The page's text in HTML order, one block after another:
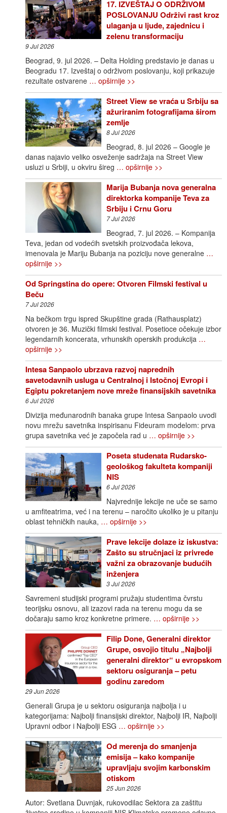
17. IZVEŠTAJ O ODRŽIVOM
POSLOVANJU Održivi rast kroz
ulaganja u ljude, zajednicu i
zelenu transformaciju
9 Jul 2026
Beograd, 9. jul 2026. – Delta Holding predstavio je danas u
Beogradu 17. Izveštaj o održivom poslovanju, koji prikazuje
rezultate ostvarene … opširnije >>
Street View se vraća u Srbiju sa
ažuriranim fotografijama širom
zemlje
8 Jul 2026
Beograd, 8. jul 2026 – Google je
danas najavio veliko osveženje sadržaja na Street View
usluzi u Srbiji, u okviru šireg … opširnije >>
Marija Bubanja nova generalna
direktorka kompanije Teva za
Srbiju i Crnu Goru
7 Jul 2026
Beograd, 7. jul 2026. – Kompanija
Teva, jedan od vodećih svetskih proizvođača lekova,
imenovala je Mariju Bubanja na poziciju nove generalne …
opširnije >>
Od Springstina do opere: Otvoren Filmski festival u
Beču
7 Jul 2026
Na bečkom trgu ispred Skupštine grada (Rathausplatz)
otvoren je 36. Muzički filmski festival. Posetioce očekuje izbor
legendarnih koncerata, vrhunskih operskih produkcija …
opširnije >>
Intesa Sanpaolo ubrzava razvoj naprednih
savetodavnih usluga u Centralnoj i Istočnoj Evropi i
Egiptu pokretanjem nove mreže finansijskih savetnika
6 Jul 2026
Divizija međunarodnih banaka grupe Intesa Sanpaolo uvodi
novu mrežu savetnika inspirisanu Fideuram modelom: prva
grupa savetnika već je započela rad u … opširnije >>
Poseta studenata Rudarsko-
geološkog fakulteta kompaniji
NIS
6 Jul 2026
Najvrednije lekcije ne uče se samo
u amfiteatrima, već i na terenu – naročito ukoliko je u pitanju
oblast tehničkih nauka, … opširnije >>
Prave lekcije dolaze iz iskustva:
Zašto su stručnjaci iz privrede
važni za obrazovanje budućih
inženjera
3 Jul 2026
Savremeni studijski programi pružaju studentima čvrstu
teorijsku osnovu, ali izazovi rada na terenu mogu da se
dočaraju samo kroz konkretne primere. … opširnije >>
Filip Done, Generalni direktor
Grupe, osvojio titulu „Najbolji
generalni direktor“ u evropskom
sektoru osiguranja – petu
godinu zaredom
29 Jun 2026
Generali Grupa je u sektoru osiguranja najbolja i u
kategorijama: Najbolji finansijski direktor, Najbolji IR, Najbolji
Upravni odbor i Najbolji ESG … opširnije >>
Od merenja do smanjenja
emisija – kako kompanije
upravljaju svojim karbonskim
otiskom
25 Jun 2026
Autor: Svetlana Duvnjak, rukovodilac Sektora za zaštitu